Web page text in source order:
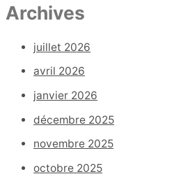
Archives
juillet 2026
avril 2026
janvier 2026
décembre 2025
novembre 2025
octobre 2025